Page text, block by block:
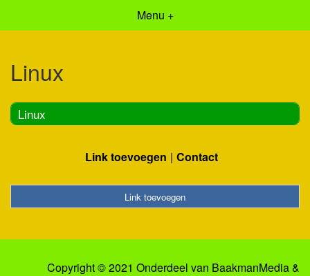
Menu +
Linux
Linux
Link toevoegen Contact
Link toevoegen
Copyright © 2021 Onderdeel van BaakmanMedia&